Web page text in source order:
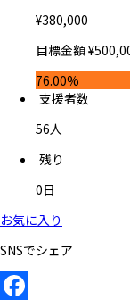
¥380,000
目標金額¥
76.00%
支援者数
56人
残り
0日
お気に入り
SNSでシェア